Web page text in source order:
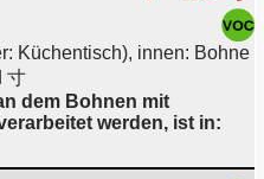
Küchentisch), innen: Bohne
寸
dem Bohnen mit
werden, ist in: